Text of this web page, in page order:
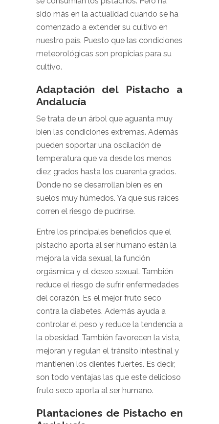
sido más en la actualidad cuando se ha
comenzado a extender su cultivo en
nuestro país. Puesto que las condiciones
meteorológicas son propicias para su
cultivo.
Adaptación del Pistacho a
Andalucía
Se trata de un árbol que aguanta muy
bien las condiciones extremas. Además
pueden soportar una oscilación de
temperatura que va desde los menos
diez grados hasta los cuarenta grados.
Donde no se desarrollan bien es en
suelos muy húmedos. Ya que sus raíces
corren el riesgo de pudrirse.
Entre los principales beneficios que el
pistacho aporta al ser humano están la
mejora la vida sexual, la función
orgásmica y el deseo sexual. También
reduce el riesgo de sufrir enfermedades
del corazón. Es el mejor fruto seco
contra la diabetes. Además ayuda a
controlar el peso y reduce la tendencia a
la obesidad. También favorecen la vista,
mejoran y regulan el tránsito intestinal y
mantienen los dientes fuertes. Es decir,
son todo ventajas las que este delicioso
fruto seco aporta al ser humano.
Plantaciones de Pistacho en